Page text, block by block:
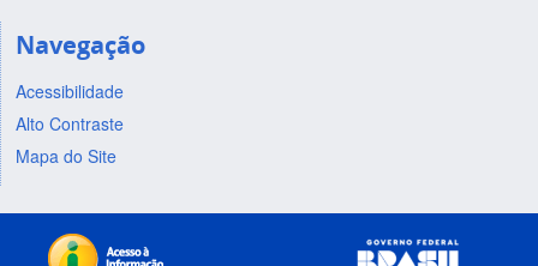
Navegação
Acessibilidade
Alto Contraste
Mapa do Site